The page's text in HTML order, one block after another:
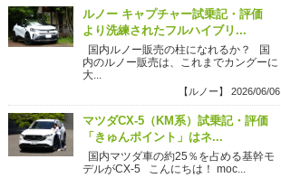
ルノー キャプチャー試乗記・評価
より洗練されたフルハイブリ...
国内ルノー販売の柱になれるか？ 国
内のルノー販売は、これまでカングーに
大...
【ルノー】 2026/06/06
マツダCX-5（KM系）試乗記・評価
「きゅんポイント」はネ...
国内マツダ車の約25％を占める基幹モ
デルがCX-5 こんにちは！ moc...